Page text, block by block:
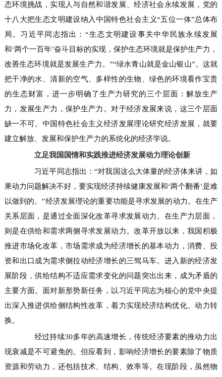
态环境挑战，实现人与自然和谐发展、经济社会永续发展，党的
十八大把生态文明建设纳入中国特色社会主义“五位一体”总体布
局。习近平同志指出：“生态文明建设事关中华民族永续发展
和‘两个一百年’奋斗目标的实现，保护生态环境就是保护生产力，
改善生态环境就是发展生产力。”“绿水青山就是金山银山”。这就
把干净的水、清新的空气、多样性的生物、绿色的环境看作宝贵
的生态财富，进一步明确了生产力研究的三个层面：解放生产
力，发展生产力，保护生产力。对于经济发展来说，这三个层面
缺一不可。中国特色社会主义经济发展理论研究经济发展，就要
建立解放、发展和保护生产力的系统化的经济学说。
立足我国国情和实践推进经济发展动力理论创新
习近平同志指出：“对我国这么大体量的经济体来讲，如
果动力问题解决不好，要实现经济持续健康发展和‘两个翻番’是难
以做到的。”经济发展理论的重要功能是寻求发展的动力。在生产
关系层面，是通过全面深化改革寻求发展动力。在生产力层面，
则是在供给和需求两侧寻求发展动力。改革开放以来，我国积极
推进市场化改革，市场需求成为经济增长的基本动力，消费、投
资和出口成为需求侧拉动经济增长的三驾马车。进入新的经济发
展阶段，供给结构不适应需求变化的问题突出出来，成为矛盾的
主要方面。面对新形势新任务，以习近平同志为核心的党中央提
出深入推进供给侧结构性改革，着力实现经济结构优化、动力转
换。
经过持续30多年的高速增长，传统经济要素的推动力出
现衰减是不可避免的。但应看到，影响经济增长的要素除了物质
资源和劳动力，还包括技术、结构、效率等。在现阶段，虽然物